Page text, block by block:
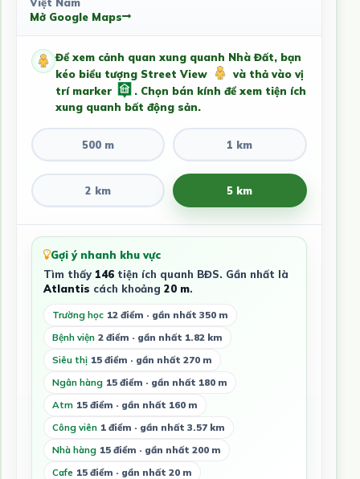
Mở Google Maps
Để xem cảnh quan xung quanh Nhà Đất, bạn
kéo biểu tượng Street View
và thả vào vị
trí marker
. Chọn bán kính để xem tiện ích
xung quanh bất động sản.
500 m 1 km
2 km 5 km
Gợi ý nhanh khu vực
Tìm thấy 146tiện ích quanh BĐS. Gần nhất là
Atlantis cách khoảng 20 m.
Trường học 12 điểm · gần nhất 350 m
Bệnh viện 2 điểm · gần nhất 1.82 km
Siêu thị 15 điểm · gần nhất 270 m
Ngân hàng 15 điểm · gần nhất 180 m
Atm 15 điểm · gần nhất 160 m
Công viên 1 điểm · gần nhất 3.57 km
Nhà hàng 15 điểm · gần nhất 200 m
Cafe 15 điểm · gần nhất 20 m